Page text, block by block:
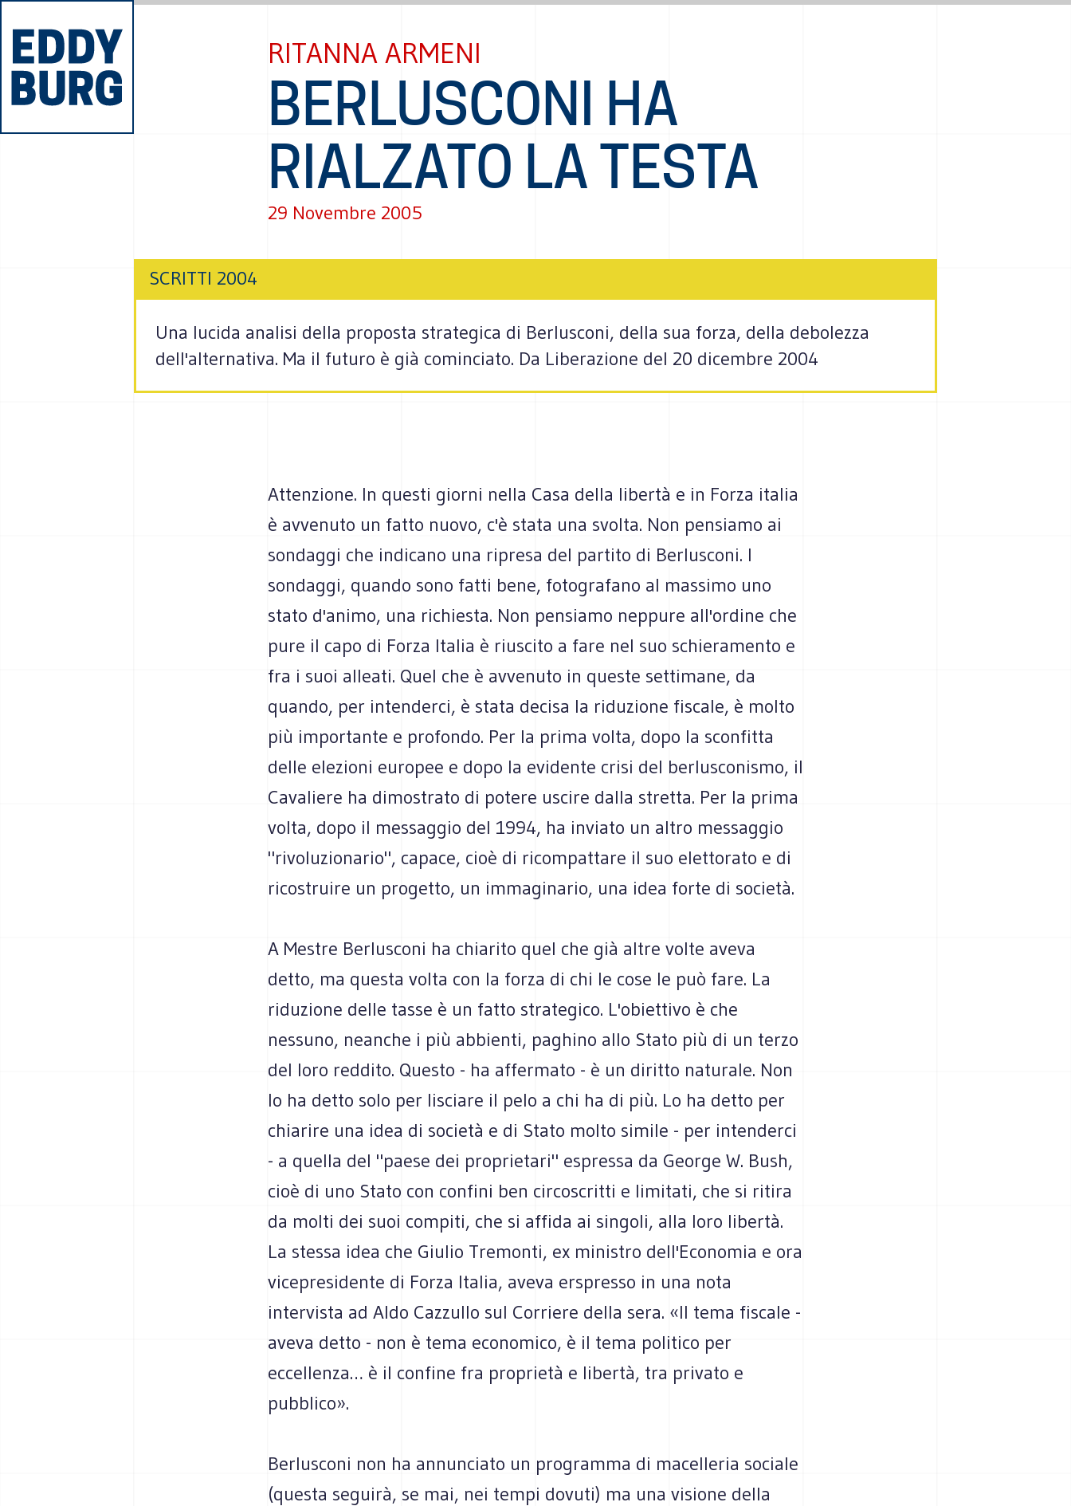
RITANNA ARMENI
BERLUSCONI HA
RIALZATO LA TESTA
29 Novembre 2005
SCRITTI 2004
Una lucida analisi della proposta strategica di Berlusconi, della sua forza, della debolezza
dell'alternativa. Ma il futuro è già cominciato. Da Liberazione del 20 dicembre 2004
Attenzione. In questi giorni nella Casa della libertà e in Forza italia
è avvenuto un fatto nuovo, c'è stata una svolta. Non pensiamo ai
sondaggi che indicano una ripresa del partito di Berlusconi. I
sondaggi, quando sono fatti bene, fotografano al massimo uno
stato d'animo, una richiesta. Non pensiamo neppure all'ordine che
pure il capo di Forza Italia è riuscito a fare nel suo schieramento e
fra i suoi alleati. Quel che è avvenuto in queste settimane, da
quando, per intenderci, è stata decisa la riduzione fiscale, è molto
più importante e profondo. Per la prima volta, dopo la sconfitta
delle elezioni europee e dopo la evidente crisi del berlusconismo, il
Cavaliere ha dimostrato di potere uscire dalla stretta. Per la prima
volta, dopo il messaggio del 1994, ha inviato un altro messaggio
"rivoluzionario", capace, cioè di ricompattare il suo elettorato e di
ricostruire un progetto, un immaginario, una idea forte di società.
A Mestre Berlusconi ha chiarito quel che già altre volte aveva
detto, ma questa volta con la forza di chi le cose le può fare. La
riduzione delle tasse è un fatto strategico. L'obiettivo è che
nessuno, neanche i più abbienti, paghino allo Stato più di un terzo
del loro reddito. Questo - ha affermato - è un diritto naturale. Non
lo ha detto solo per lisciare il pelo a chi ha di più. Lo ha detto per
chiarire una idea di società e di Stato molto simile - per intenderci
- a quella del "paese dei proprietari" espressa da George W. Bush,
cioè di uno Stato con confini ben circoscritti e limitati, che si ritira
da molti dei suoi compiti, che si affida ai singoli, alla loro libertà.
La stessa idea che Giulio Tremonti, ex ministro dell'Economia e ora
vicepresidente di Forza Italia, aveva erspresso in una nota
intervista ad Aldo Cazzullo sul Corriere della sera. «Il tema fiscale -
aveva detto - non è tema economico, è il tema politico per
eccellenza… è il confine fra proprietà e libertà, tra privato e
pubblico».
Berlusconi non ha annunciato un programma di macelleria sociale
(questa seguirà, se mai, nei tempi dovuti) ma una visione della